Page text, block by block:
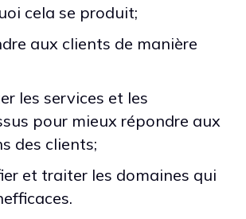
cela se produit;
aux clients de manière
les services et les
pour mieux répondre aux
des clients;
et traiter les domaines qui